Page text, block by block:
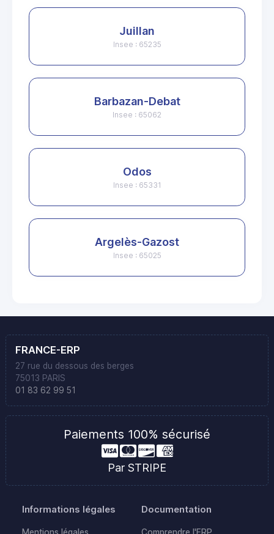
Juillan
Insee : 65235
Barbazan-Debat
Insee : 65062
Odos
Insee : 65331
Argelès-Gazost
Insee : 65025
FRANCE-ERP
27 rue du dessous des berges
75013 PARIS
01 83 62 99 51
Paiements 100% sécurisé
Par STRIPE
Informations légales Documentation